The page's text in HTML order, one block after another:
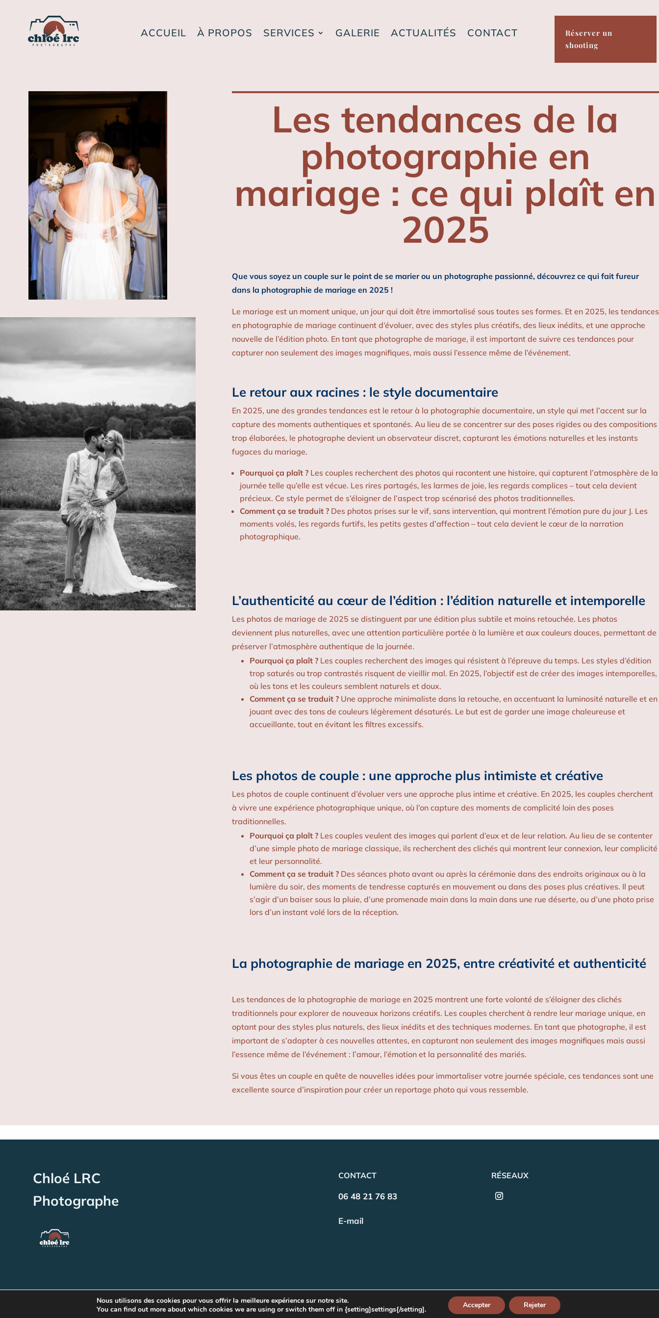
ACCUEIL À PROPOS SERVICES GALERIE ACTUALITÉS CONTACT
Réserver un
shooting
Les tendances de la
photographie en
mariage : ce qui plaît en
2025
Que vous soyez un couple sur le point de se marier ou un photographe passionné, découvrez ce qui fait fureur
dans la photographie de mariage en 2025 !
Le mariage est un moment unique, un jour qui doit être immortalisé sous toutes ses formes. Et en 2025, les tendances
en photographie de mariage continuent d’évoluer, avec des styles plus créatifs, des lieux inédits, et une approche
nouvelle de l’édition photo. En tant que photographe de mariage, il est important de suivre ces tendances pour
capturer non seulement des images magnifiques, mais aussi l’essence même de l’événement.
Le retour aux racines : le style documentaire
En 2025, une des grandes tendances est le retour à la photographie documentaire, un style qui met l’accent sur la
capture des moments authentiques et spontanés. Au lieu de se concentrer sur des poses rigides ou des compositions
trop élaborées, le photographe devient un observateur discret, capturant les émotions naturelles et les instants
fugaces du mariage.
Pourquoi ça plaît ?Les couples recherchent des photos qui racontent une histoire, qui capturent l’atmosphère de la
journée telle qu’elle est vécue. Les rires partagés, les larmes de joie, les regards complices – tout cela devient
précieux. Ce style permet de s’éloigner de l’aspect trop scénarisé des photos traditionnelles.
Comment ça se traduit ?Des photos prises sur le vif, sans intervention, qui montrent l’émotion pure du jour J. Les
moments volés, les regards furtifs, les petits gestes d’affection – tout cela devient le cœur de la narration
photographique.
L’authenticité au cœur de l’édition : l’édition naturelle et intemporelle
Les photos de mariage de 2025 se distinguent par une édition plus subtile et moins retouchée. Les photos
deviennent plus naturelles, avec une attention particulière portée à la lumière et aux couleurs douces, permettant de
préserver l’atmosphère authentique de la journée.
Pourquoi ça plaît ?Les couples recherchent des images qui résistent à l’épreuve du temps. Les styles d’édition
trop saturés ou trop contrastés risquent de vieillir mal. En 2025, l’objectif est de créer des images intemporelles,
où les tons et les couleurs semblent naturels et doux.
Comment ça se traduit ?Une approche minimaliste dans la retouche, en accentuant la luminosité naturelle et en
jouant avec des tons de couleurs légèrement désaturés. Le but est de garder une image chaleureuse et
accueillante, tout en évitant les filtres excessifs.
Les photos de couple : une approche plus intimiste et créative
Les photos de couple continuent d’évoluer vers une approche plus intime et créative. En 2025, les couples cherchent
à vivre une expérience photographique unique, où l’on capture des moments de complicité loin des poses
traditionnelles.
Pourquoi ça plaît ?Les couples veulent des images qui parlent d’eux et de leur relation. Au lieu de se contenter
d’une simple photo de mariage classique, ils recherchent des clichés qui montrent leur connexion, leur complicité
et leur personnalité.
Comment ça se traduit ?Des séances photo avant ou après la cérémonie dans des endroits originaux ou à la
lumière du soir, des moments de tendresse capturés en mouvement ou dans des poses plus créatives. Il peut
s’agir d’un baiser sous la pluie, d’une promenade main dans la main dans une rue déserte, ou d’une photo prise
lors d’un instant volé lors de la réception.
La photographie de mariage en 2025, entre créativité et authenticité
Les tendances de la photographie de mariage en 2025 montrent une forte volonté de s’éloigner des clichés
traditionnels pour explorer de nouveaux horizons créatifs. Les couples cherchent à rendre leur mariage unique, en
optant pour des styles plus naturels, des lieux inédits et des techniques modernes. En tant que photographe, il est
important de s’adapter à ces nouvelles attentes, en capturant non seulement des images magnifiques mais aussi
l’essence même de l’événement : l’amour, l’émotion et la personnalité des mariés.
Si vous êtes un couple en quête de nouvelles idées pour immortaliser votre journée spéciale, ces tendances sont une
excellente source d’inspiration pour créer un reportage photo qui vous ressemble.
Chloé LRC
Photographe
CONTACT
06 48 21 76 83
E-mail
RÉSEAUX
2026 Break-Out Company - Agence de communication Mentions Légales|Politique de confidentialité
Nous utilisons des cookies pour vous offrir la meilleure expérience sur notre site.
You can find out more about which cookies we are using or switch them off in {setting]settings{/setting].
Accepter Rejeter